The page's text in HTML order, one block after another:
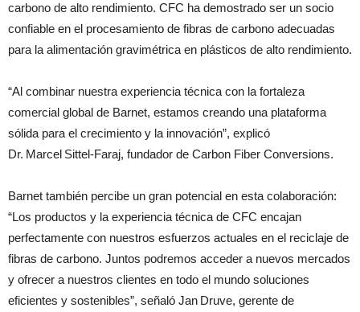
carbono de alto rendimiento. CFC ha demostrado ser un socio
confiable en el procesamiento de fibras de carbono adecuadas
para la alimentación gravimétrica en plásticos de alto rendimiento.
“Al combinar nuestra experiencia técnica con la fortaleza
comercial global de Barnet, estamos creando una plataforma
sólida para el crecimiento y la innovación”, explicó
Dr. Marcel Sittel‑Faraj, fundador de Carbon Fiber Conversions.
Barnet también percibe un gran potencial en esta colaboración:
“Los productos y la experiencia técnica de CFC encajan
perfectamente con nuestros esfuerzos actuales en el reciclaje de
fibras de carbono. Juntos podremos acceder a nuevos mercados
y ofrecer a nuestros clientes en todo el mundo soluciones
eficientes y sostenibles”, señaló Jan Druve, gerente de